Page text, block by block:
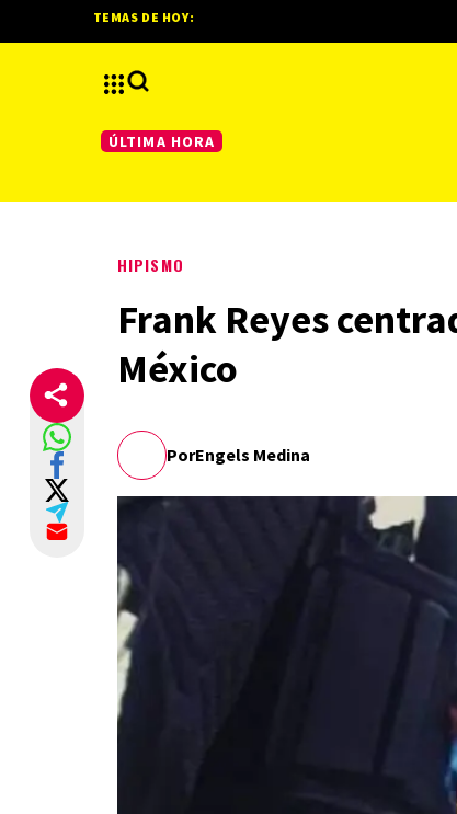
HIPISMO
Frank Reyes
México
PorEngels Medina
TEMAS DE HOY:
ÚLTIMA HORA